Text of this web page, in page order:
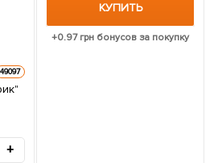
49097
+
КУПИТЬ
+0.97грн бонусов за покупку